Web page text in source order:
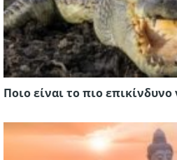
Ποιο είναι το πιο